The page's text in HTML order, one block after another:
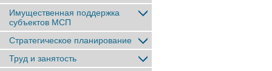
Имущественная поддержка
субъектов МСП
Стратегическое планирование
Труд и занятость